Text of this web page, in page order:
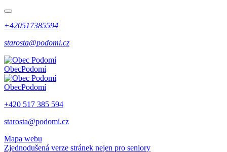
+420517385594
starosta@podomi.cz
ObecPodomí
ObecPodomí
+420 517 385 594
starosta@podomi.cz
Mapa webu
Zjednodušená verze stránek nejen pro seniory